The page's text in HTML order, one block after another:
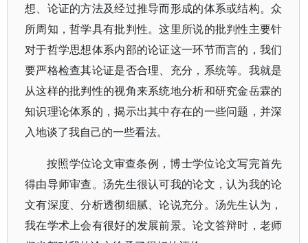
想、论证的方法及经过推导而形成的体系或结构。众
所周知，哲学具有批判性。这里所说的批判性主要针
对于哲学思想体系内部的论证这一环节而言的，我们
要严格检查其论证是否合理、充分，系统等。我就是
从这样的批判性的视角来系统地分析和研究金岳霖的
知识理论体系的，揭示出其中存在的一些问题，并深
入地谈了我自己的一些看法。
按照学位论文审查条例，博士学位论文写完首先
得由导师审查。汤先生很认可我的论文，认为我的论
文有深度、分析透彻细腻、论说充分。汤先生认为，
我在学术上会有很好的发展前景。论文答辩时，老师